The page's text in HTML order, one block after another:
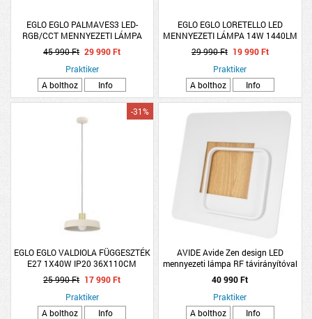
EGLO EGLO PALMAVES3 LED-
RGB/CCT MENNYEZETI LÁMPA
9,5W/12W 3000-6500K IP20
TÁVIRÁNYÍTÓVAL
45 990 Ft 29 990 Ft
Praktiker
A bolthoz
Info
EGLO EGLO LORETELLO LED
MENNYEZETI LÁMPA 14W 1440LM
2700K-6500K IP20 35,2CM
FEKETE/FEHÉR
29 990 Ft 19 990 Ft
Praktiker
A bolthoz
Info
EGLO EGLO VALDIOLA FÜGGESZTÉK
E27 1X40W IP20 36X110CM
HOMOK-CSISZOLT RÉZ
-31%
25 990 Ft 17 990 Ft
Praktiker
A bolthoz
Info
AVIDE Avide Zen design LED
mennyezeti lámpa RF távirányítóval
40 990 Ft
Praktiker
A bolthoz
Info